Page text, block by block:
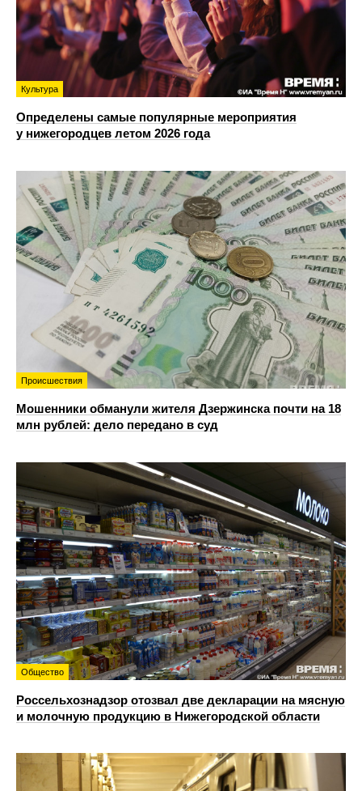
Культура
Определены самые популярные мероприятия
у нижегородцев летом 2026 года
Происшествия
Мошенники обманули жителя Дзержинска почти на 18
млн рублей: дело передано в суд
Общество
Россельхознадзор отозвал две декларации на мясную
и молочную продукцию в Нижегородской области